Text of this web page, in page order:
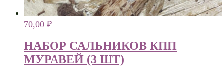
70,00 ₽
НАБОР САЛЬНИКОВ КПП
МУРАВЕЙ (3 ШТ)